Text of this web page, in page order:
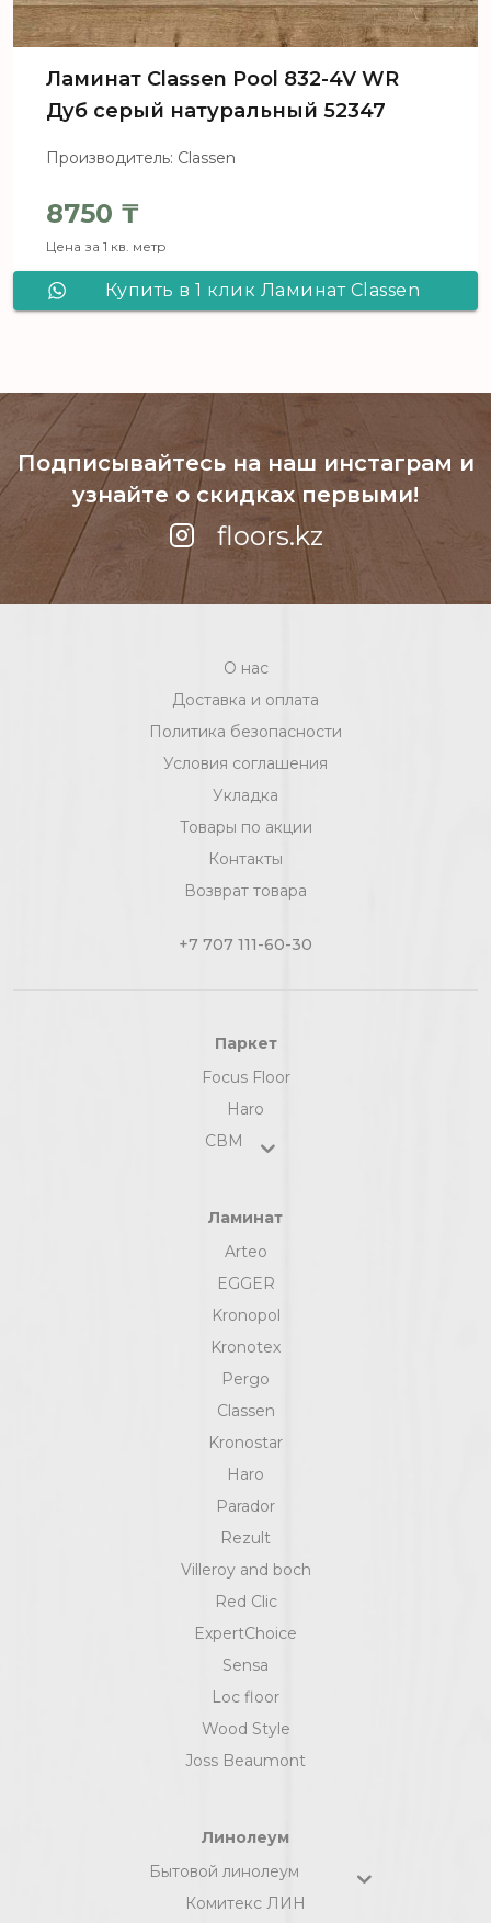
Ламинат Сlassen Pool 832-4V WR
Дуб серый натуральный 52347
Производитель: Classen
8750 ₸
Цена за 1 кв. метр
Купить в 1 клик Ламинат Сlassen
Подписывайтесь на наш инстаграм и
узнайте о скидках первыми!
floors.kz
О нас
Доставка и оплата
Политика безопасности
Условия соглашения
Укладка
Товары по акции
Контакты
Возврат товара
+7 707 111-60-30
Паркет
Focus Floor
Haro
СВМ
Ламинат
Arteo
EGGER
Kronopol
Kronotex
Pergo
Classen
Kronostar
Haro
Parador
Rezult
Villeroy and boch
Red Clic
ExpertChoice
Sensa
Loc floor
Wood Style
Joss Beaumont
Линолеум
Бытовой линолеум
Комитекс ЛИН